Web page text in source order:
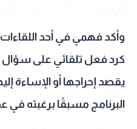
وأكد فهمي في أحد اللقاءات
كرد فعل تلقائي على سؤال
يقصد إحراجها أو الإساءة
البرنامج مسبقًا برغبته في